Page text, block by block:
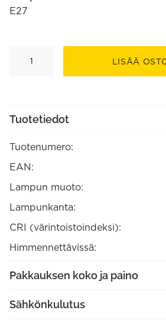
E27
Amber
2000K
(2101002700)
LISÄÄ
Tuotetiedot
Tuotenumero:
EAN:
Lampun muoto:
Lampunkanta:
CRI (värintoistoindeksi):
Himmennettävissä:
Pakkauksen koko ja paino
Sähkönkulutus